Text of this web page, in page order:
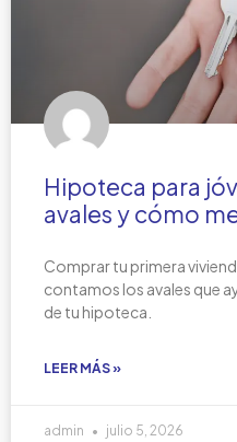
Hipoteca para
avales y cómo
Comprar tu primera
contamos los avales que
de tu hipoteca.
LEER MÁS »
admin julio 5, 2026